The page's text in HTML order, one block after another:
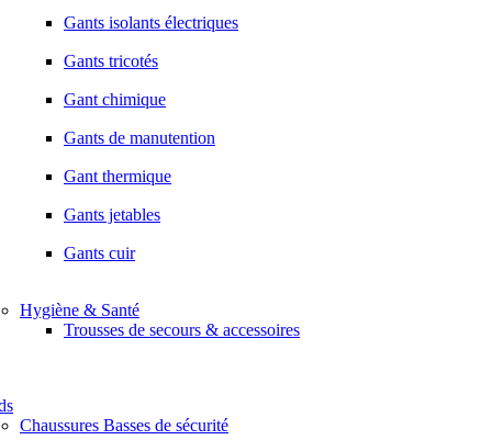
Gants isolants électriques
Gants tricotés
Gant chimique
Gants de manutention
Gant thermique
Gants jetables
Gants cuir
Hygiène & Santé
Trousses de secours & accessoires
Chaussures Basses de sécurité